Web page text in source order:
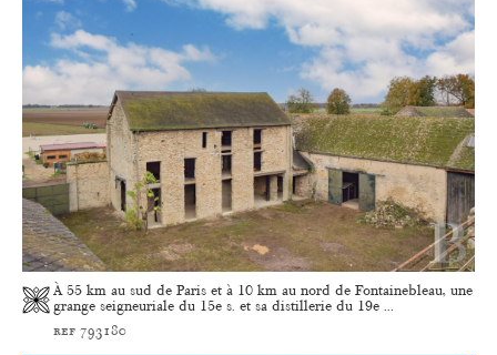
À 55 km au sud de Paris et à 10 km au nord de Fontainebleau, une
grange seigneuriale du 15e s. et sa distillerie du 19e ...
ref 793180